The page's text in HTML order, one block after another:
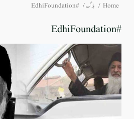
Home بلاگ #EdhiFoundation
#EdhiFoundation